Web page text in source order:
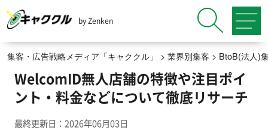
by Zenken
集客・広告戦略メディア「キャククル」 > 業界別集客 > BtoB(法人)
WelcomID無人店舗の特徴や注目ポイ
ント・料金などについて徹底リサーチ
最終更新日：2026年06月03日